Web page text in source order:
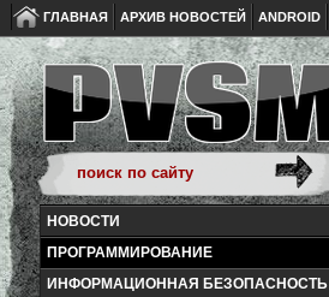
ГЛАВНАЯ АРХИВ НОВОСТЕЙ ANDROID
НОВОСТИ
ПРОГРАММИРОВАНИЕ
ИНФОРМАЦИОННАЯ БЕЗОПАСНОСТЬ